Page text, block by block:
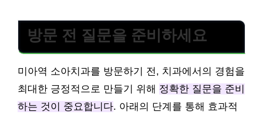
방문 전 질문을 준비하세요
미아역 소아치과를 방문하기 전, 치과에서의 경험을
최대한 긍정적으로 만들기 위해 정확한 질문을 준비
하는 것이 중요합니다. 아래의 단계를 통해 효과적